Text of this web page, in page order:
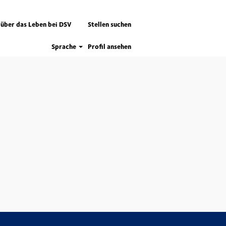
das Leben bei DSV Stellen suchen
Sprache Profil ansehen